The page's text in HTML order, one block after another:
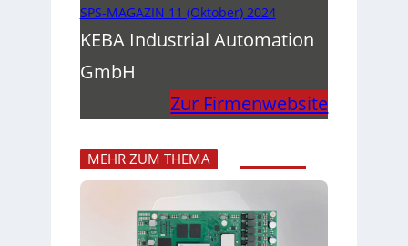
SPS-MAGAZIN 11 (Oktober) 2024
KEBA Industrial Automation
GmbH
Zur Firmenwebsite
MEHR ZUM THEMA